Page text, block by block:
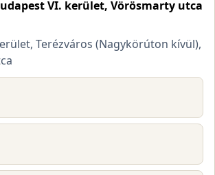
VI. kerület, Vörösmarty utca
Terézváros (Nagykörúton kívül),